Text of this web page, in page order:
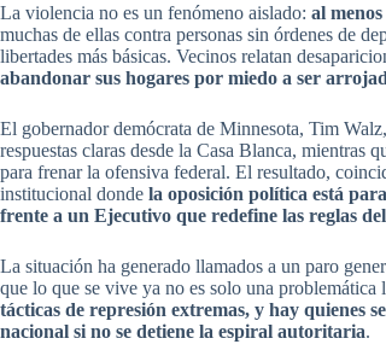
La violencia no es un fenómeno aislado: al
muchas de ellas contra personas sin órdenes de
libertades más básicas. Vecinos relatan
abandonar sus hogares por miedo a ser
El gobernador demócrata de Minnesota, Tim
respuestas claras desde la Casa Blanca, mientras
para frenar la ofensiva federal. El resultado,
institucional donde la oposición política está
frente a un Ejecutivo que redefine las reglas
La situación ha generado llamados a un paro
que lo que se vive ya no es solo una problemática
tácticas de represión extremas, y hay quienes
nacional si no se detiene la espiral autoritaria.